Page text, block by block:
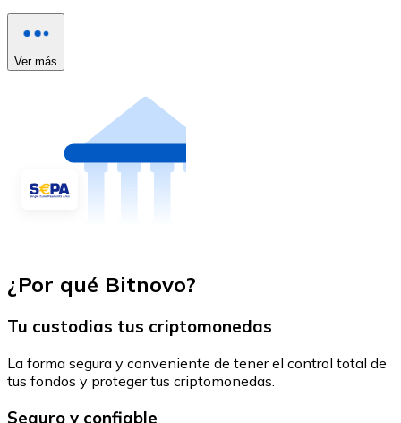
Ver más
¿Por qué Bitnovo?
Tu custodias tus criptomonedas
La forma segura y conveniente de tener el control total de
tus fondos y proteger tus criptomonedas.
Seguro y confiable